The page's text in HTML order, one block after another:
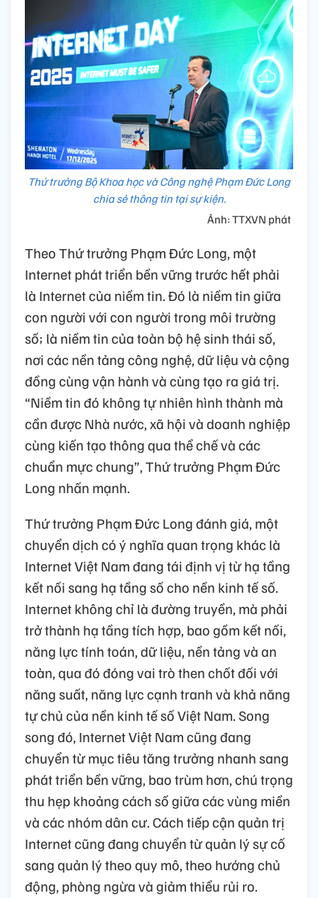
Thứ trưởng Bộ Khoa học và Công nghệ Phạm Đức Long
chia sẻ thông tin tại sự kiện.
Ảnh: TTXVN phát
Theo Thứ trưởng Phạm Đức Long, một
Internet phát triển bền vững trước hết phải
là Internet của niềm tin. Đó là niềm tin giữa
con người với con người trong môi trường
số; là niềm tin của toàn bộ hệ sinh thái số,
nơi các nền tảng công nghệ, dữ liệu và cộng
đồng cùng vận hành và cùng tạo ra giá trị.
“Niềm tin đó không tự nhiên hình thành mà
cần được Nhà nước, xã hội và doanh nghiệp
cùng kiến tạo thông qua thể chế và các
chuẩn mực chung”, Thứ trưởng Phạm Đức
Long nhấn mạnh.
Thứ trưởng Phạm Đức Long đánh giá, một
chuyển dịch có ý nghĩa quan trọng khác là
Internet Việt Nam đang tái định vị từ hạ tầng
kết nối sang hạ tầng số cho nền kinh tế số.
Internet không chỉ là đường truyền, mà phải
trở thành hạ tầng tích hợp, bao gồm kết nối,
năng lực tính toán, dữ liệu, nền tảng và an
toàn, qua đó đóng vai trò then chốt đối với
năng suất, năng lực cạnh tranh và khả năng
tự chủ của nền kinh tế số Việt Nam. Song
song đó, Internet Việt Nam cũng đang
chuyển từ mục tiêu tăng trưởng nhanh sang
phát triển bền vững, bao trùm hơn, chú trọng
thu hẹp khoảng cách số giữa các vùng miền
và các nhóm dân cư. Cách tiếp cận quản trị
Internet cũng đang chuyển từ quản lý sự cố
sang quản lý theo quy mô, theo hướng chủ
động, phòng ngừa và giảm thiểu rủi ro.